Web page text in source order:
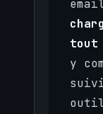
tout
y